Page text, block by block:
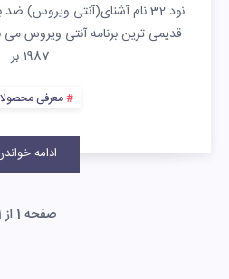
قدیمی ترین برنامه آنتی ویروس
1987 بر…
معرفی
ادامه
صفحه 1 از 1